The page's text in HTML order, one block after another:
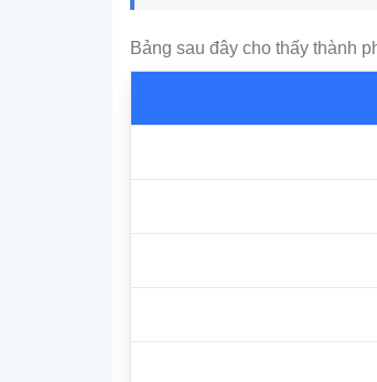
Bảng sau đây cho thấy thành